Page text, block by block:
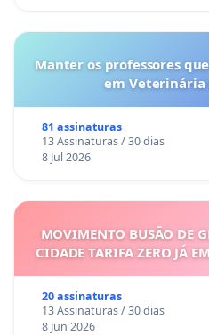
Manter os professores
em Veterinária
81 assinaturas
13 Assinaturas / 30 dias
8 Jul 2026
MOVIMENTO BUSÃO DE
CIDADE TARIFA ZERO JÁ
20 assinaturas
13 Assinaturas / 30 dias
8 Jun 2026